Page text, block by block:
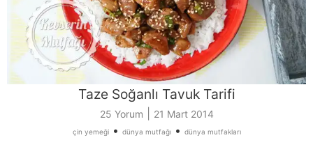
Taze Soğanlı Tavuk Tarifi
25 Yorum 21 Mart 2014
çin yemeği• dünya mutfağı• dünya mutfakları